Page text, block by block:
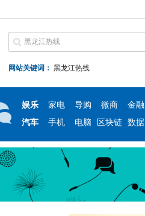
网站关键词： 黑龙江热线
娱乐 家电 导购 微商
金融
汽车
手机 电脑 区块链 数据